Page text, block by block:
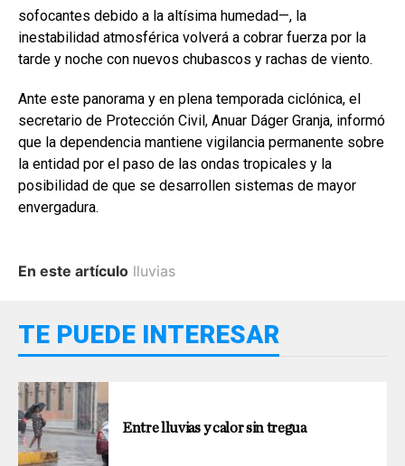
sofocantes debido a la altísima humedad—, la
inestabilidad atmosférica volverá a cobrar fuerza por la
tarde y noche con nuevos chubascos y rachas de viento.
Ante este panorama y en plena temporada ciclónica, el
secretario de Protección Civil, Anuar Dáger Granja, informó
que la dependencia mantiene vigilancia permanente sobre
la entidad por el paso de las ondas tropicales y la
posibilidad de que se desarrollen sistemas de mayor
envergadura.
En este artículo lluvias
TE PUEDE INTERESAR
Entre lluvias y calor sin tregua